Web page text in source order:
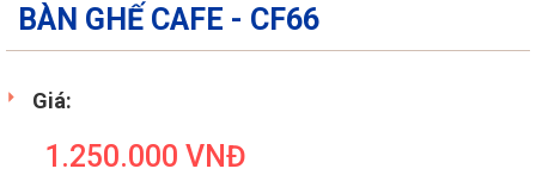
BÀN GHẾ CAFE - CF66
Giá:
1.250.000 VNĐ